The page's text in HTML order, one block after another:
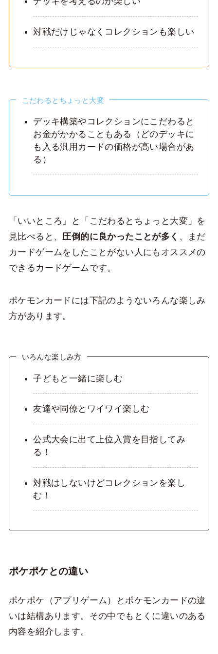
対戦だけじゃなくコレクションも楽しい
こだわるとちょっと大変
デッキ構築やコレクションにこだわると
お金がかかることもある（どのデッキに
も入る汎用カードの価格が高い場合があ
る）
「いいところ」と「こだわるとちょっと大変」を
見比べると、 圧倒的に良かったことが多く 、まだ
カードゲームをしたことがない人にもオススメの
できるカードゲームです。
ポケモンカードには下記のようないろんな楽しみ
方があります。
いろんな楽しみ方
子どもと一緒に楽しむ
友達や同僚とワイワイ楽しむ
公式大会に出て上位入賞を目指してみ
る！
対戦はしないけどコレクションを楽し
む！
ポケポケとの違い
ポケポケ（アプリゲーム）とポケモンカードの違
いは結構あります。その中でもとくに違いのある
内容を紹介します。